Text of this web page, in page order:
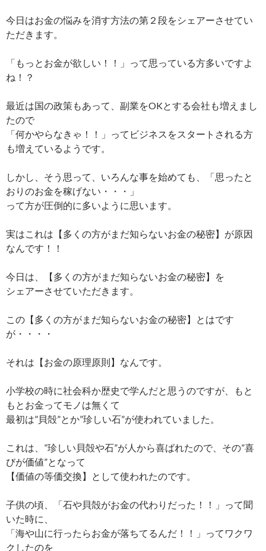
今日はお金の悩みを消す方法の第２段をシェアーさせてい
ただきます。
「もっとお金が欲しい！！」って思っている方多いですよ
ね！？
最近は国の政策もあって、副業をOKとする会社も増えまし
たので
「何かやらなきゃ！！」ってビジネスをスタートされる方
も増えているようです。
しかし、そう思って、いろんな事を始めても、「思ったと
おりのお金を稼げない・・・」
って方が圧倒的に多いように思います。
実はこれは【多くの方がまだ知らないお金の秘密】が原因
なんです！！
今日は、【多くの方がまだ知らないお金の秘密】を
シェアーさせていただきます。
この【多くの方がまだ知らないお金の秘密】とはです
が・・・・
それは【お金の原理原則】なんです。
小学校の時に社会科か歴史で学んだと思うのですが、もと
もとお金ってモノは無くて
最初は”貝殻”とか”珍しい石”が使われていました。
これは、”珍しい貝殻や石”が人から喜ばれたので、その”喜
びが価値”となって
【価値の等価交換】として使われたのです。
子供の頃、「石や貝殻がお金の代わりだった！！」って聞
いた時に、
「海や山に行ったらお金が落ちてるんだ！！」ってワクワ
クしたのを